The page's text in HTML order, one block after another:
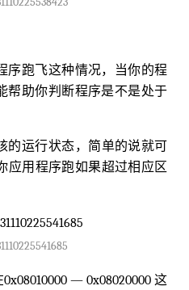
序跑飞这种情况，当你的程
帮助你判断程序是不是处于
的运行状态，简单的说就可
应用程序跑如果超过相应区
— 0x08020000 这